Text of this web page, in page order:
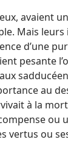
avaient
Mais leurs
d’une
pesante
au
à la
ou
vertus ou